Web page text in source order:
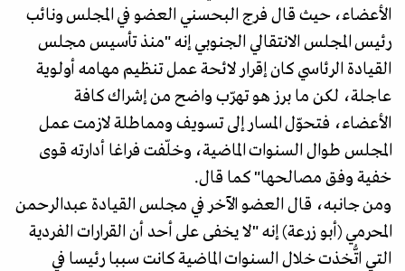
الأعضاء، حيث قال فرج البحسني العضو في المجلس ونائب
رئيس المجلس الانتقالي الجنوبي إنه "منذ تأسيس مجلس
القيادة الرئاسي كان إقرار لائحة عمل تنظيم مهامه أولوية
عاجلة، لكن ما برز هو تهرّب واضح من إشراك كافة
الأعضاء، فتحوّل المسار إلى تسويف ومماطلة لازمت عمل
المجلس طوال السنوات الماضية، وخلّفت فراغا أدارته قوى
خفية وفق مصالحها" كما قال.
ومن جانبه، قال العضو الآخر في مجلس القيادة عبدالرحمن
المحرمي (أبو زرعة) إنه "لا يخفى على أحد أن القرارات الفردية
التي اتُّخذت خلال السنوات الماضية كانت سببا رئيسا في